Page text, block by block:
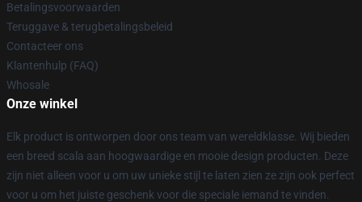
Betalingsvoorwaarden
Teruggave & terugbetalingsbeleid
Contacteer ons
Klantenhulp (FAQ)
Whosale
Onze winkel
Elk product is ontworpen door ons team van wereldklasse. Wij bieden
een breed scala aan hoogwaardige en mooie design producten. Deze
zijn niet alleen voor u om uw unieke stijl te laten zien ze zijn ook perfect
voor u om het juiste geschenk voor die speciale iemand te vinden.